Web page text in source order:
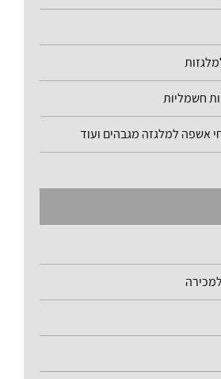
חשמליות
אשפה למלגזה מגבהים ועוד